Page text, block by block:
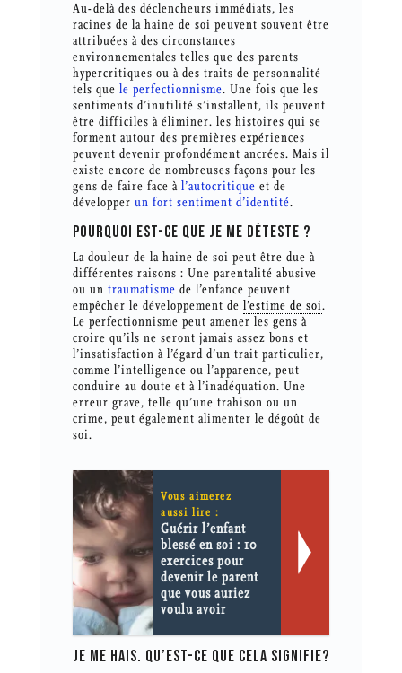
Au-delà des déclencheurs immédiats, les
racines de la haine de soi peuvent souvent être
attribuées à des circonstances
environnementales telles que des parents
hypercritiques ou à des traits de personnalité
tels que le perfectionnisme. Une fois que les
sentiments d’inutilité s’installent, ils peuvent
être difficiles à éliminer. les histoires qui se
forment autour des premières expériences
peuvent devenir profondément ancrées. Mais il
existe encore de nombreuses façons pour les
gens de faire face à l’autocritique et de
développer un fort sentiment d’identité.
POURQUOI EST-CE QUE JE ME DÉTESTE ?
La douleur de la haine de soi peut être due à
différentes raisons : Une parentalité abusive
ou un traumatisme de l’enfance peuvent
empêcher le développement de l’estime de soi.
Le perfectionnisme peut amener les gens à
croire qu’ils ne seront jamais assez bons et
l’insatisfaction à l’égard d’un trait particulier,
comme l’intelligence ou l’apparence, peut
conduire au doute et à l’inadéquation. Une
erreur grave, telle qu’une trahison ou un
crime, peut également alimenter le dégoût de
soi.
Vous aimerez
aussi lire :
Guérir l’enfant
blessé en soi : 10
exercices pour
devenir le parent
que vous auriez
voulu avoir
JE ME HAIS. QU’EST-CE QUE CELA SIGNIFIE?